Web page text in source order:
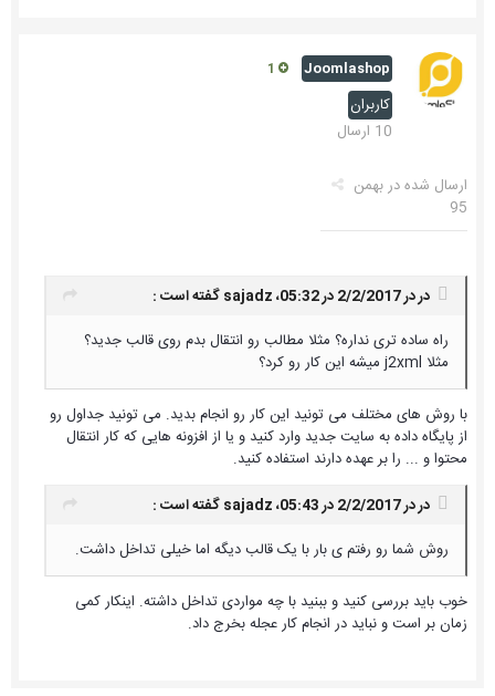
Joomlashop
کاربران
10 ارسال
ارسال شده دربهمن
95
در در 2/2/2017 در 05:32، sajadzگفته است :
راه ساده تری نداره؟ مثلا مطالب رو انتقال بدم روی قالب جدید؟
مثلا j2xml میشه این کار رو کرد؟
با روش های مختلف می تونید این کار رو انجام بدید. می تونید جداول رو
از پایگاه داده به سایت جدید وارد کنید و یا از افزونه هایی که کار انتقال
محتوا و ... را بر عهده دارند استفاده کنید.
در در 2/2/2017 در 05:43،
sajadzگفته است :
روش شما رو رفتم ی بار با یک قالب دیگه اما خیلی تداخل داشت.
خوب باید بررسی کنید و ببنید با چه مواردی تداخل داشته. اینکار کمی
زمان بر است و نباید در انجام کار عجله بخرج داد.